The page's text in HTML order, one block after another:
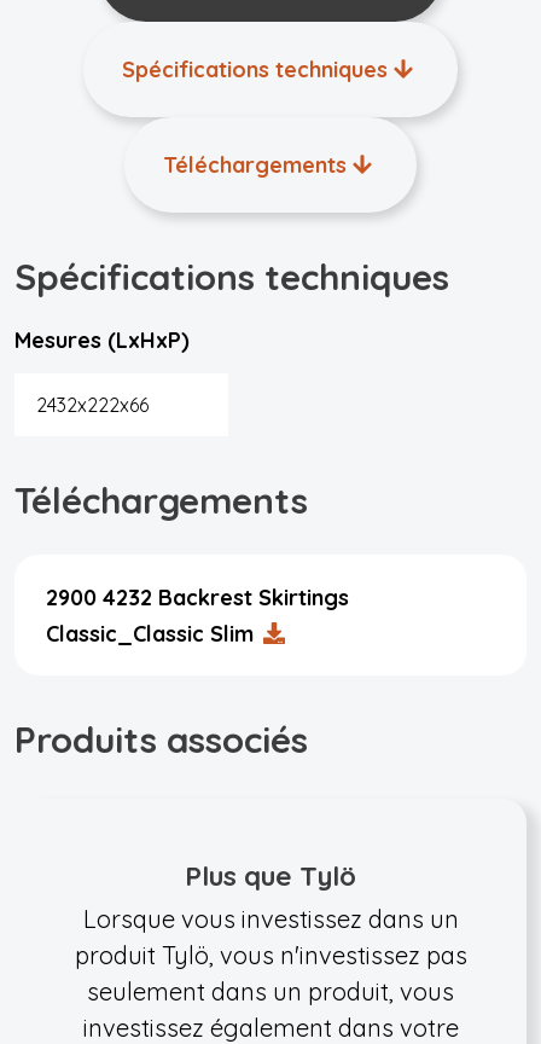
Spécifications techniques
Téléchargements
Spécifications techniques
Mesures (LxHxP)
2432x222x66
Téléchargements
2900 4232 Backrest Skirtings
Classic_Classic Slim
Produits associés
Plus que Tylö
Lorsque vous investissez dans un
produit Tylö, vous n'investissez pas
seulement dans un produit, vous
investissez également dans votre